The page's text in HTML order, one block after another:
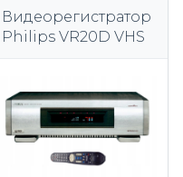
Видеорегистратор
Philips VR20D VHS